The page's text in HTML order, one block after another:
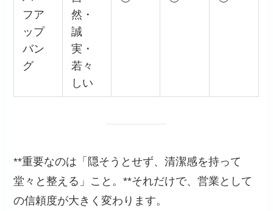
フア
ップ
バン
グ
然・
誠
実・
若々
しい
**重要なのは「隠そうとせず、清潔感を持って
堂々と整える」こと。**それだけで、営業として
の信頼度が大きく変わります。